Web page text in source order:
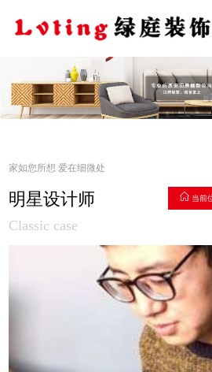
家如您所想 爱在细微处
明星设计师
Classic case
当前